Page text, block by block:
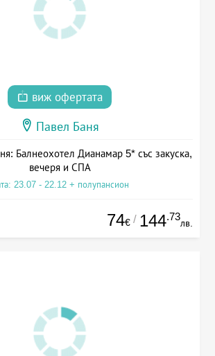
виж офертата
Павел Баня
Балнеохотел Дианамар 5* със закуска,
вечеря и СПА
23.07 - 22.12 + полупансион
74€ / 144.73
лв.